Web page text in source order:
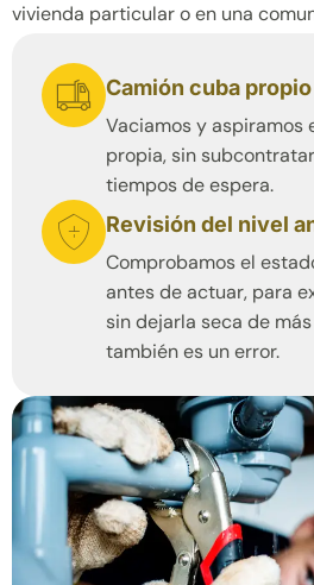
vivienda particular o en una
Camión cuba propio
Vaciamos y aspiramos
propia, sin
tiempos de espera.
Revisión del nivel
Comprobamos el
antes de actuar, para
sin dejarla seca de
también es un error.